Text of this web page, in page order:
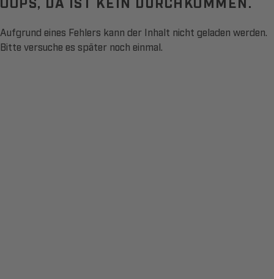
Aufgrund eines Fehlers kann der Inhalt nicht geladen werden.
Bitte versuche es später noch einmal.